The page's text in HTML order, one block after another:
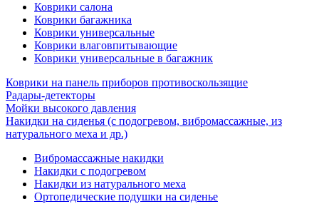
Коврики салона
Коврики багажника
Коврики универсальные
Коврики влаговпитывающие
Коврики универсальные в багажник
Коврики на панель приборов противоскользящие
Радары-детекторы
Мойки высокого давления
Накидки на сиденья (с подогревом, вибромассажные, из
натурального меха и др.)
Вибромассажные накидки
Накидки с подогревом
Накидки из натурального меха
Ортопедические подушки на сиденье